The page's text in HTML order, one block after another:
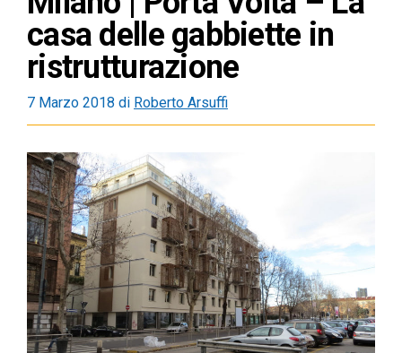
casa delle gabbiette in
ristrutturazione
7 Marzo 2018 di Roberto Arsuffi